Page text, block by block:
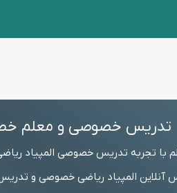
تدریس خصوصی و معلم
با تجربه تدریس خصوصی المپیاد
آنلاین المپیاد ریاضی خصوصی و